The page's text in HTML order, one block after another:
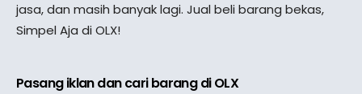
jasa, dan masih banyak lagi. Jual beli barang bekas,
Simpel Aja di OLX!
Pasang iklan dan cari barang di OLX